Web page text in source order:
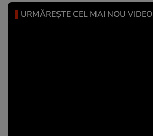
URMĂREȘTE CEL MAI NOU VIDEO